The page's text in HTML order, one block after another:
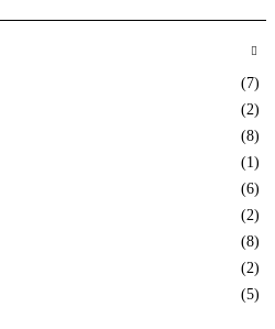
(7)
(2)
(8)
(1)
(6)
(2)
(8)
(2)
(5)